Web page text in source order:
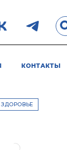
КОНТАКТЫ
ЗДОРОВЬЕ